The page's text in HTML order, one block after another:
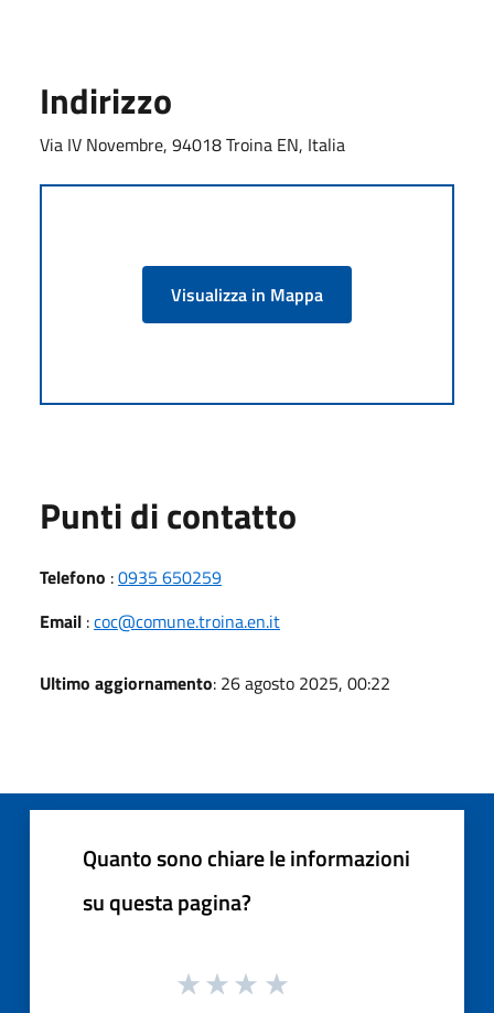
Indirizzo
Via IV Novembre, 94018 Troina EN, Italia
Visualizza in Mappa
Punti di contatto
Telefono :0935 650259
Email :coc@comune.troina.en.it
Ultimo aggiornamento: 26 agosto 2025, 00:22
Quanto sono chiare le informazioni
su questa pagina?